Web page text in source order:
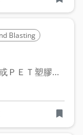
Blasting
請問要使用什麼方式在厚度0.2mm的ＰＣ或ＰＥＴ塑膠薄片上...